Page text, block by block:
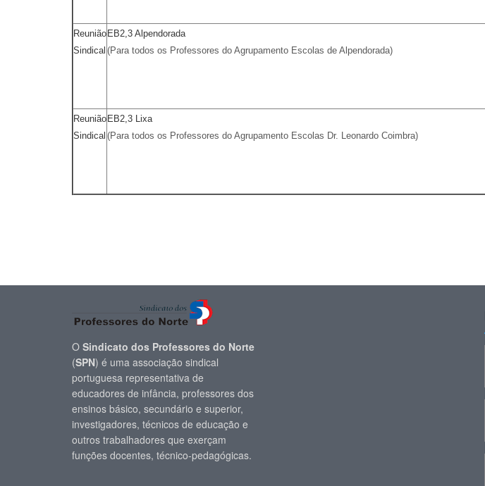
Reunião
Sindical
EB2,3 Alpendorada
(Para todos os Professores do Agrupamento Escolas de Alpendorada)
Reunião
Sindical
EB2,3 Lixa
(Para todos os Professores do Agrupamento Escolas Dr. Leonardo Coimbra)
O Sindicato dos Professores do Norte
(SPN) é uma associação sindical
portuguesa representativa de
educadores de infância, professores dos
ensinos básico, secundário e superior,
investigadores, técnicos de educação e
outros trabalhadores que exerçam
funções docentes, técnico-pedagógicas.